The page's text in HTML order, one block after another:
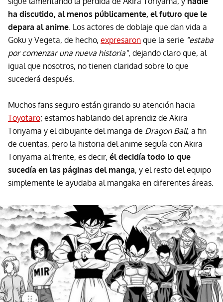
ha discutido, al menos públicamente, el futuro que le
depara al anime. Los actores de doblaje que dan vida a
Goku y Vegeta, de hecho, expresaron que la serie "estaba
por comenzar una nueva historia", dejando claro que, al
igual que nosotros, no tienen claridad sobre lo que
sucederá después.
Muchos fans seguro están girando su atención hacia
Toyotaro; estamos hablando del aprendiz de Akira
Toriyama y el dibujante del manga de Dragon Ball, a fin
de cuentas, pero la historia del anime seguía con Akira
Toriyama al frente, es decir, él decidía todo lo que
sucedía en las páginas del manga, y el resto del equipo
simplemente le ayudaba al mangaka en diferentes áreas.